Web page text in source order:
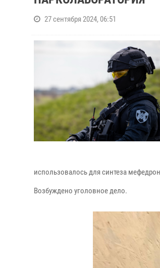
27 сентября 2024, 06:51
использовалось для синтеза
Возбуждено уголовное дело.